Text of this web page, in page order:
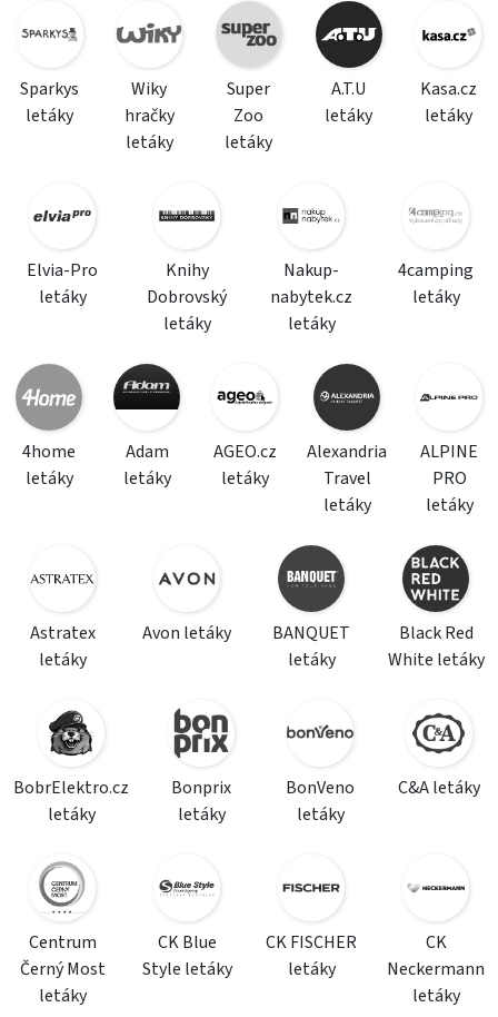
Sparkys
letáky
Wiky
hračky
letáky
Super
Zoo
letáky
A.T.U
letáky
Kasa.cz
letáky
Elvia-Pro
letáky
Knihy
Dobrovský
letáky
Nakup-
nabytek.cz
letáky
4camping
letáky
4home
letáky
Adam
letáky
AGEO.cz
letáky
Alexandria
Travel
letáky
ALPINE
PRO
letáky
Astratex
letáky
Avon letáky
BANQUET
letáky
Black Red
White letáky
BobrElektro.cz
letáky
Bonprix
letáky
BonVeno
letáky
C&A letáky
Centrum
Černý Most
letáky
CK Blue
Style letáky
CK FISCHER
letáky
CK
Neckermann
letáky